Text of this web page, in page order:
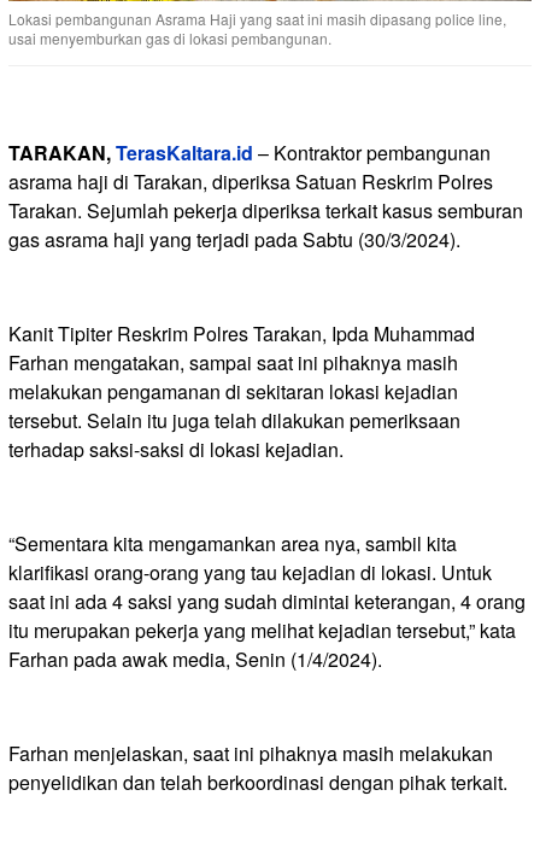
Lokasi pembangunan Asrama Haji yang saat ini masih dipasang police line,
usai menyemburkan gas di lokasi pembangunan.
TARAKAN,TerasKaltara.id – Kontraktor pembangunan
asrama haji di Tarakan, diperiksa Satuan Reskrim Polres
Tarakan. Sejumlah pekerja diperiksa terkait kasus semburan
gas asrama haji yang terjadi pada Sabtu (30/3/2024).
Kanit Tipiter Reskrim Polres Tarakan, Ipda Muhammad
Farhan mengatakan, sampai saat ini pihaknya masih
melakukan pengamanan di sekitaran lokasi kejadian
tersebut. Selain itu juga telah dilakukan pemeriksaan
terhadap saksi-saksi di lokasi kejadian.
“Sementara kita mengamankan area nya, sambil kita
klarifikasi orang-orang yang tau kejadian di lokasi. Untuk
saat ini ada 4 saksi yang sudah dimintai keterangan, 4 orang
itu merupakan pekerja yang melihat kejadian tersebut,” kata
Farhan pada awak media, Senin (1/4/2024).
Farhan menjelaskan, saat ini pihaknya masih melakukan
penyelidikan dan telah berkoordinasi dengan pihak terkait.